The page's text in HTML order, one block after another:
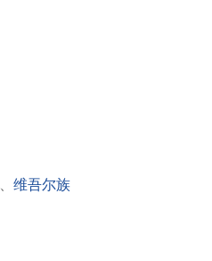
、 维吾尔族